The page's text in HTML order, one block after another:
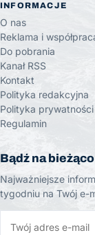
INFORMACJE
O nas
Reklama i
Do pobrania
Kanał RSS
Kontakt
Polityka redakcyjna
Polityka prywatności
Regulamin
Bądź na bieżąco
Najważniejsze
tygodniu na Twój e-